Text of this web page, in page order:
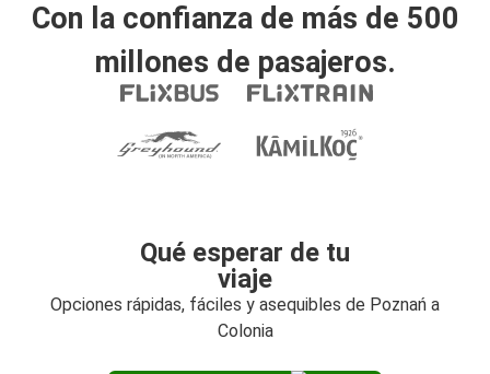
Con la confianza de más de 500
millones de pasajeros.
Qué esperar de tu
viaje
Opciones rápidas, fáciles y asequibles de Poznań a
Colonia